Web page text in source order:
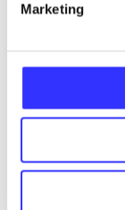
Marketing
...
...